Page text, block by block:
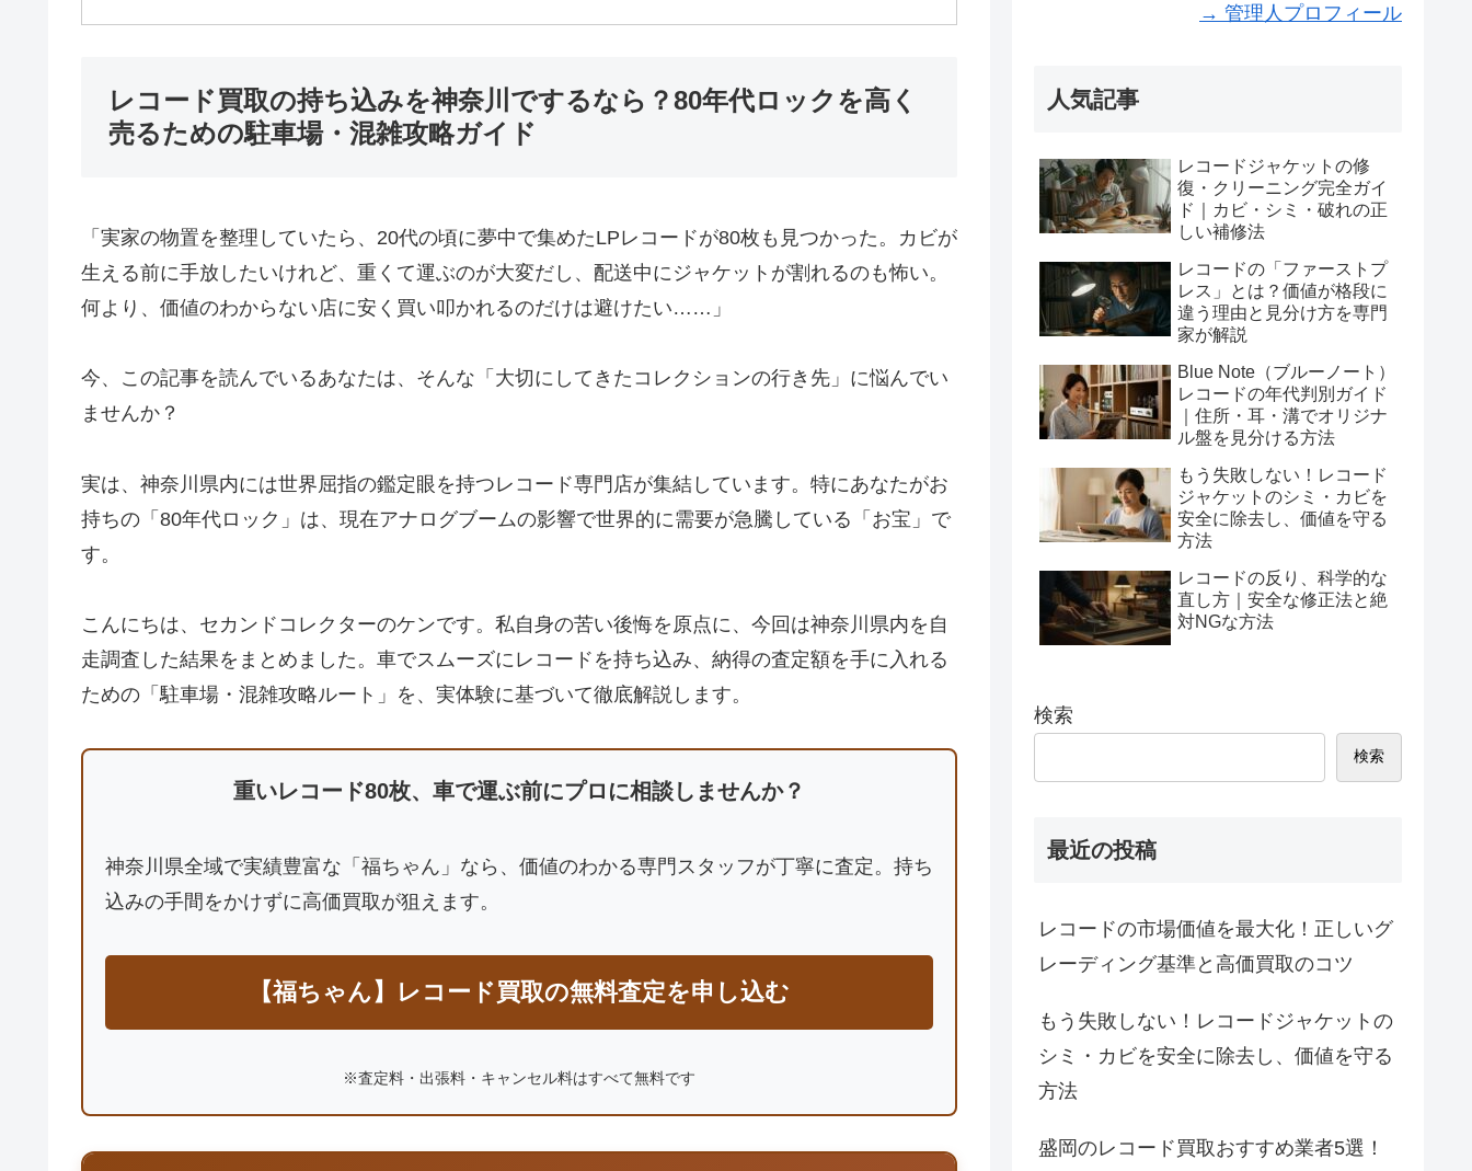
レコード買取の持ち込みを神奈川でするなら？80年代ロックを高く
売るための駐車場・混雑攻略ガイド
「実家の物置を整理していたら、20代の頃に夢中で集めたLPレコードが80枚も見つかった。カビが
生える前に手放したいけれど、重くて運ぶのが大変だし、配送中にジャケットが割れるのも怖い。
何より、価値のわからない店に安く買い叩かれるのだけは避けたい……」
今、この記事を読んでいるあなたは、そんな「大切にしてきたコレクションの行き先」に悩んでい
ませんか？
実は、神奈川県内には世界屈指の鑑定眼を持つレコード専門店が集結しています。特にあなたがお
持ちの「80年代ロック」は、現在アナログブームの影響で世界的に需要が急騰している「お宝」で
す。
こんにちは、セカンドコレクターのケンです。私自身の苦い後悔を原点に、今回は神奈川県内を自
走調査した結果をまとめました。車でスムーズにレコードを持ち込み、納得の査定額を手に入れる
ための「駐車場・混雑攻略ルート」を、実体験に基づいて徹底解説します。
重いレコード80枚、車で運ぶ前にプロに相談しませんか？
神奈川県全域で実績豊富な「福ちゃん」なら、価値のわかる専門スタッフが丁寧に査定。持ち
込みの手間をかけずに高価買取が狙えます。
【福ちゃん】レコード買取の無料査定を申し込む
※査定料・出張料・キャンセル料はすべて無料です
→ 管理人プロフィール
人気記事
レコードジャケットの修
復・クリーニング完全ガイ
ド｜カビ・シミ・破れの正
しい補修法
レコードの「ファーストプ
レス」とは？価値が格段に
違う理由と見分け方を専門
家が解説
Blue Note（ブルーノート）
レコードの年代判別ガイド
｜住所・耳・溝でオリジナ
ル盤を見分ける方法
もう失敗しない！レコード
ジャケットのシミ・カビを
安全に除去し、価値を守る
方法
レコードの反り、科学的な
直し方｜安全な修正法と絶
対NGな方法
検索
検索
最近の投稿
レコードの市場価値を最大化！正しいグ
レーディング基準と高価買取のコツ
もう失敗しない！レコードジャケットの
シミ・カビを安全に除去し、価値を守る
方法
盛岡のレコード買取おすすめ業者5選！